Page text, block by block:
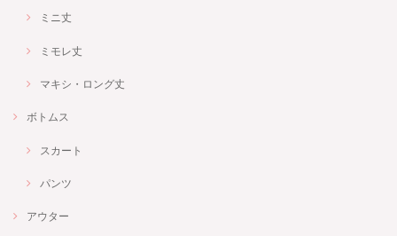
ミニ丈
ミモレ丈
マキシ・ロング丈
ボトムス
スカート
パンツ
アウター